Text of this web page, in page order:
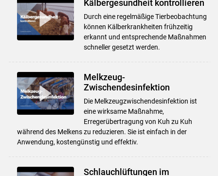
Kälbergesundheit kontrollieren
Durch eine regelmäßige Tierbeobachtung
können Kälberkrankheiten frühzeitig
erkannt und entsprechende Maßnahmen
schneller gesetzt werden.
Melkzeug-
Zwischendesinfektion
Die Melkzeugzwischendesinfektion ist
eine wirksame Maßnahme,
Erregerübertragung von Kuh zu Kuh
während des Melkens zu reduzieren. Sie ist einfach in der
Anwendung, kostengünstig und effektiv.
Schlauchlüftungen im